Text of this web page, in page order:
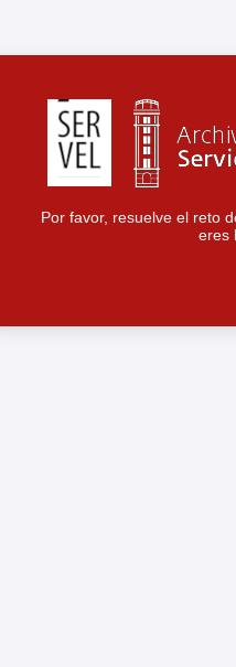
Por favor, resuelve el reto
eres